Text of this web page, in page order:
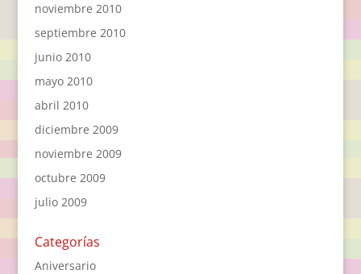
noviembre 2010
septiembre 2010
junio 2010
mayo 2010
abril 2010
diciembre 2009
noviembre 2009
octubre 2009
julio 2009
Categorías
Aniversario